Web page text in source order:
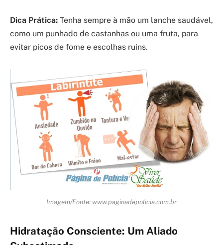
Dica Prática: Tenha sempre à mão um lanche saudável,
como um punhado de castanhas ou uma fruta, para
evitar picos de fome e escolhas ruins.
Imagem/Fonte: www.paginadepolicia.com.br
Hidratação Consciente: Um Aliado